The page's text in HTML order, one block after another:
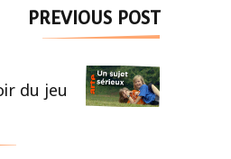
Post
Navigation
PREVIOUS POST
du jeu